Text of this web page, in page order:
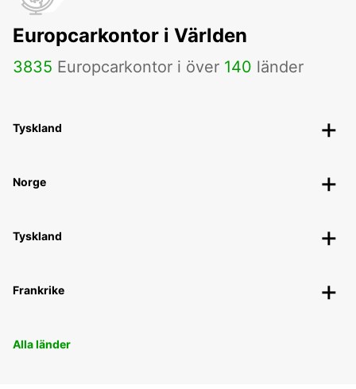
Europcarkontor i Världen
3835 Europcarkontor i över 140 länder
Tyskland
Norge
Tyskland
Frankrike
Alla länder